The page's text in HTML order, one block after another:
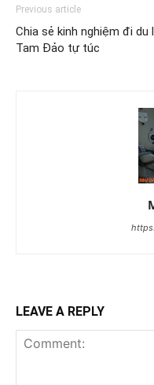
Previous article
Chia sẻ kinh nghiệm đi du
Tam Đảo tự túc
LEAVE A REPLY